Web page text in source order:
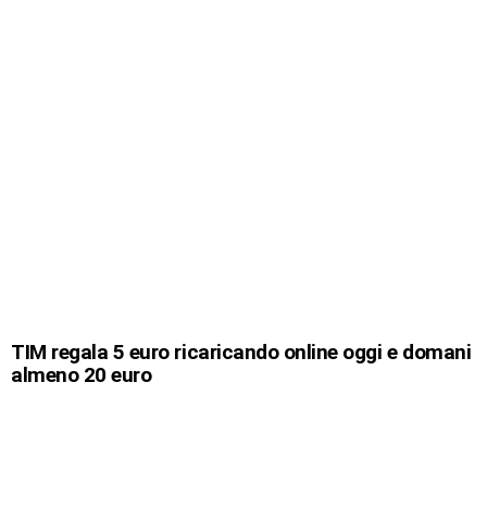
TIM regala 5 euro ricaricando online oggi e domani
almeno 20 euro